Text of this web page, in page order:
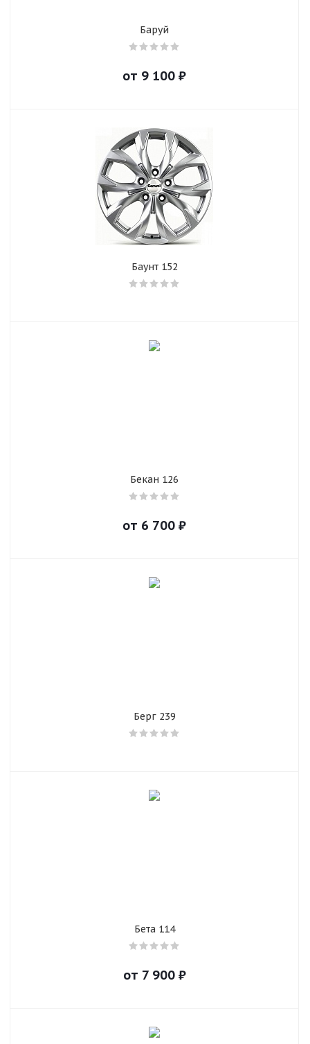
Баруй
от 9 100 ₽
Баунт 152
Бекан 126
от 6 700 ₽
Берг 239
Бета 114
от 7 900₽